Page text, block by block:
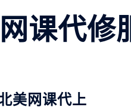
课代修
美网课代上